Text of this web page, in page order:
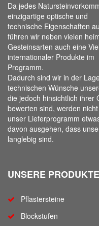
Da jedes
einzigartige optische und
technische Eigenschaften
führen wir neben vielen
Gesteinsarten auch eine
internationaler Produkte im
Programm.
Dadurch sind wir in der
technischen Wünsche
die jedoch hinsichtlich ihrer
bewerten sind, werden
unser Lieferprogramm
davon ausgehen, dass
langlebig sind.
UNSERE PRODUKTE
Pflastersteine
Blockstufen